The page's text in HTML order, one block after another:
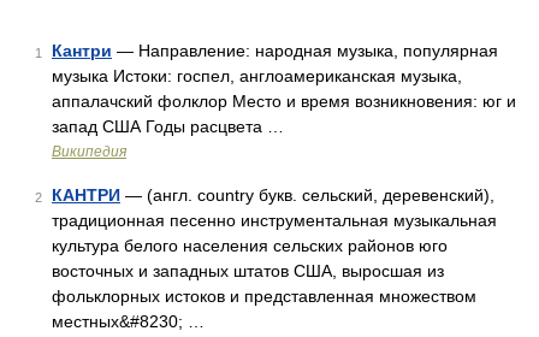
1 Кантри — Направление: народная музыка, популярная
музыка Истоки: госпел, англоамериканская музыка,
аппалачский фолклор Место и время возникновения: юг и
запад США Годы расцвета …
Википедия
2 КАНТРИ — (англ. country букв. сельский, деревенский),
традиционная песенно инструментальная музыкальная
культура белого населения сельских районов юго
восточных и западных штатов США, выросшая из
фольклорных истоков и представленная множеством
местных&#8230; …